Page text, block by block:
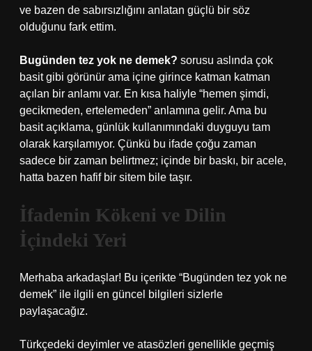
ve bazen de sabırsızlığını anlatan güçlü bir söz
olduğunu fark ettim.
Bugünden tez yok ne demek? sorusu aslında çok
basit gibi görünür ama içine girince katman katman
açılan bir anlamı var. En kısa haliyle “hemen şimdi,
gecikmeden, ertelemeden” anlamına gelir. Ama bu
basit açıklama, günlük kullanımındaki duyguyu tam
olarak karşılamıyor. Çünkü bu ifade çoğu zaman
sadece bir zaman belirtmez; içinde bir baskı, bir acele,
hatta bazen hafif bir sitem bile taşır.
İfadenin Kökeni ve Dilin
İçindeki Yeri
Merhaba arkadaşlar! Bu içerikte “Bugünden tez yok ne
demek” ile ilgili en güncel bilgileri sizlerle
paylaşacağız.
Türkçedeki deyimler ve atasözleri genellikle geçmiş